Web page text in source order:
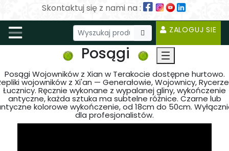
Skontaktuj się z nami na :
ZALOGUJ SIE
Posągi
Posągi Wojowników z Xian w Terakocie dostępne hurtowo.
wojowników z Xi'an — Generałowie, Wojownicy,
Łucznicy. Ręcznie wykonane z wypalanej gliny, wykończenie
antyczne, każda sztuka ma subtelne różnice. Czarne lub
kolorowe wykończenie, od 18cm do 50cm.
dla profesjonalistów.